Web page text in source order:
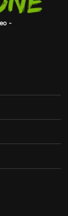
-